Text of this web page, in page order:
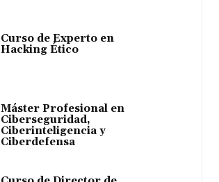
Curso de Experto en
Hacking Ético
Máster Profesional en
Ciberseguridad,
Ciberinteligencia y
Ciberdefensa